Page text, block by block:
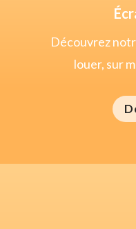
Découvrez
louer, sur